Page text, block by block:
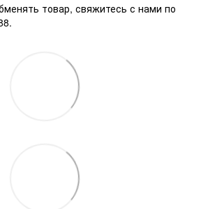
товар, свяжитесь с нами по